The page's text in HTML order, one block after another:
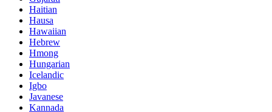
Haitian
Hausa
Hawaiian
Hebrew
Hmong
Hungarian
Icelandic
Igbo
Javanese
Kannada